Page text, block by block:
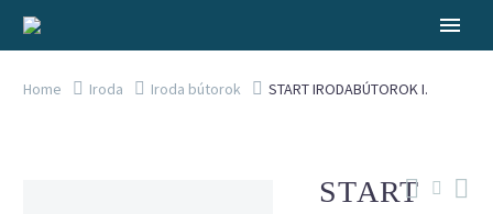
Home Iroda Iroda bútorok START IRODABÚTOROK I.
START